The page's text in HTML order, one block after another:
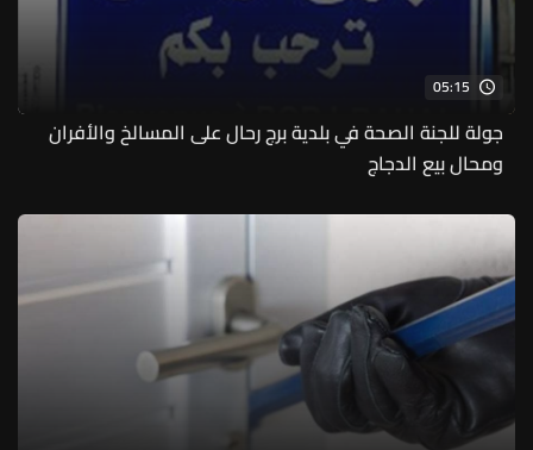
05:15
جولة للجنة الصحة في بلدية برج رحال على المسالخ والأفران
ومحال بيع الدجاج